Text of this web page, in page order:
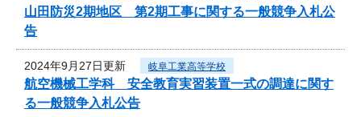
山田防災2期地区 第2期工事に関する一般競争入札公
告
2024年9月27日更新 岐阜工業高等学校
航空機械工学科 安全教育実習装置一式の調達に関す
る一般競争入札公告